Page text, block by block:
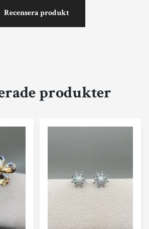
Recensera produkt
produkter